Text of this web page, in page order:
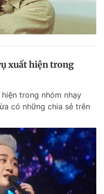
xuất hiện trong
trong nhóm nhạy
có những chia sẻ trên